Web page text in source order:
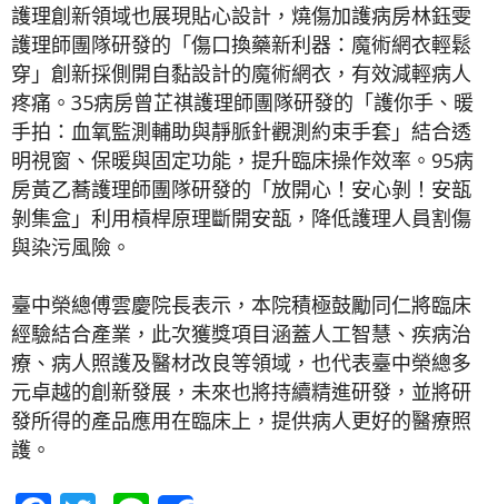
護理創新領域也展現貼心設計，燒傷加護病房林鈺雯
護理師團隊研發的「傷口換藥新利器：魔術網衣輕鬆
穿」創新採側開自黏設計的魔術網衣，有效減輕病人
疼痛。35病房曾芷祺護理師團隊研發的「護你手、暖
手拍：血氧監測輔助與靜脈針觀測約束手套」結合透
明視窗、保暖與固定功能，提升臨床操作效率。95病
房黃乙蕎護理師團隊研發的「放開心！安心剝！安瓿
剝集盒」利用槓桿原理斷開安瓿，降低護理人員割傷
與染污風險。
臺中榮總傅雲慶院長表示，本院積極鼓勵同仁將臨床
經驗結合產業，此次獲獎項目涵蓋人工智慧、疾病治
療、病人照護及醫材改良等領域，也代表臺中榮總多
元卓越的創新發展，未來也將持續精進研發，並將研
發所得的產品應用在臨床上，提供病人更好的醫療照
護。